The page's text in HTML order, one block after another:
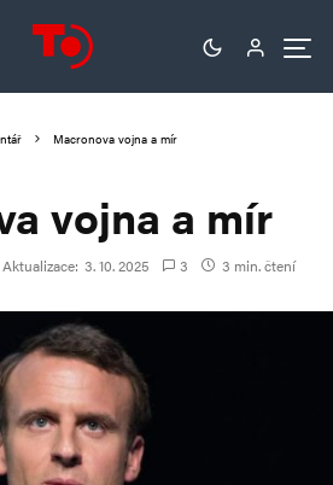
Macronova vojna a mír
vojna a mír
Aktualizace: 3. 10. 2025 3 3 min. čtení